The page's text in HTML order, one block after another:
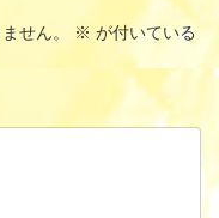
せん。 ※ が付いている